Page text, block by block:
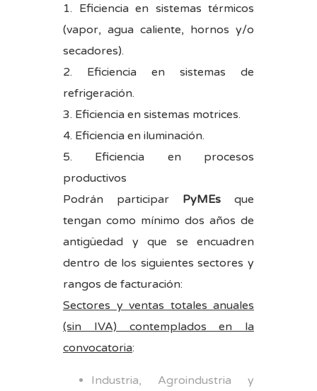
1. Eficiencia en sistemas térmicos
(vapor, agua caliente, hornos y/o
secadores).
2. Eficiencia en sistemas de
refrigeración.
3. Eficiencia en sistemas motrices.
4. Eficiencia en iluminación.
5. Eficiencia en procesos
productivos
Podrán participar PyMEs que
tengan como mínimo dos años de
antigüedad y que se encuadren
dentro de los siguientes sectores y
rangos de facturación:
Sectores y ventas totales anuales
(sin IVA) contemplados en la
convocatoria:
Industria, Agroindustria y